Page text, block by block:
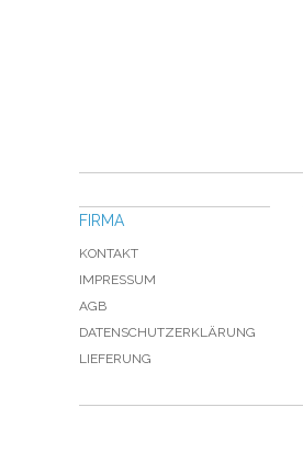
FIRMA
KONTAKT
IMPRESSUM
AGB
DATENSCHUTZERKLÄRUNG
LIEFERUNG